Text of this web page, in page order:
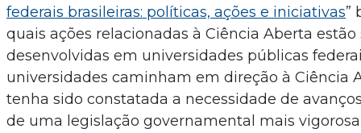
federais brasileiras: políticas, ações e iniciativas”
quais ações relacionadas à Ciência Aberta estão
desenvolvidas em universidades públicas
universidades caminham em direção à Ciência
tenha sido constatada a necessidade de
de uma legislação governamental mais